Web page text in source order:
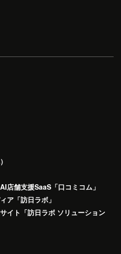
店舗支援SaaS「口コミコム」
ア「訪日ラボ」
イト「訪日ラボ ソリューション